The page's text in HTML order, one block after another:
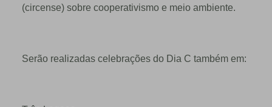
(circense) sobre cooperativismo e meio ambiente.
Serão realizadas celebrações do Dia C também em: